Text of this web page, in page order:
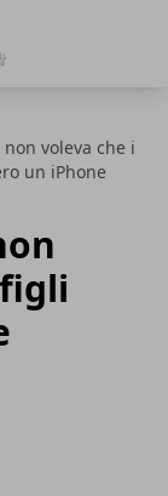
non voleva che i
un iPhone